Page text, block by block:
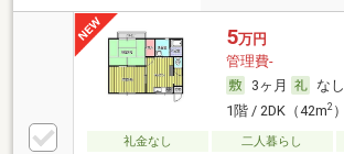
5万円
管理費-
3ヶ月
なし
1階 / 2DK（42m2）
礼金なし 二人暮らし